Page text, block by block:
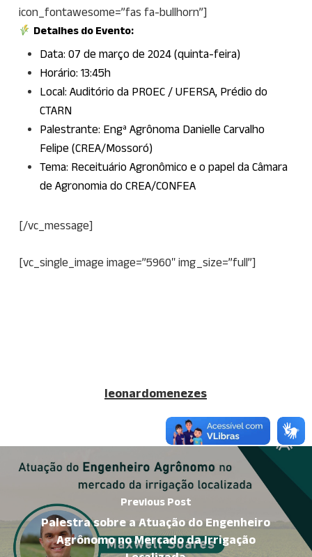
icon_fontawesome=”fas fa-bullhorn”]
Detalhes do Evento:
Data: 07 de março de 2024 (quinta-feira)
Horário: 13:45h
Local: Auditório da PROEC / UFERSA, Prédio do
CTARN
Palestrante: Engª Agrônoma Danielle Carvalho
Felipe (CREA/Mossoró)
Tema: Receituário Agronômico e o papel da Câmara
de Agronomia do CREA/CONFEA
[/vc_message]
[vc_single_image image=”5960″ img_size=”full”]
leonardomenezes
Previous Post
Palestra sobre a Atuação do Engenheiro
Agrônomo no Mercado da Irrigação